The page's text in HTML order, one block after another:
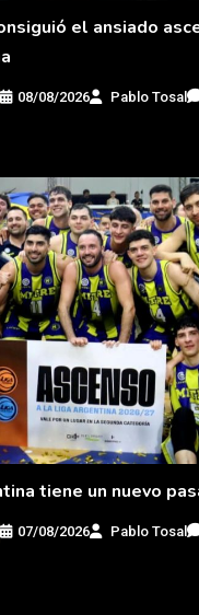
el ansiado
08/08/2026 Pablo Tosal
tiene un nuevo
07/08/2026 Pablo Tosal